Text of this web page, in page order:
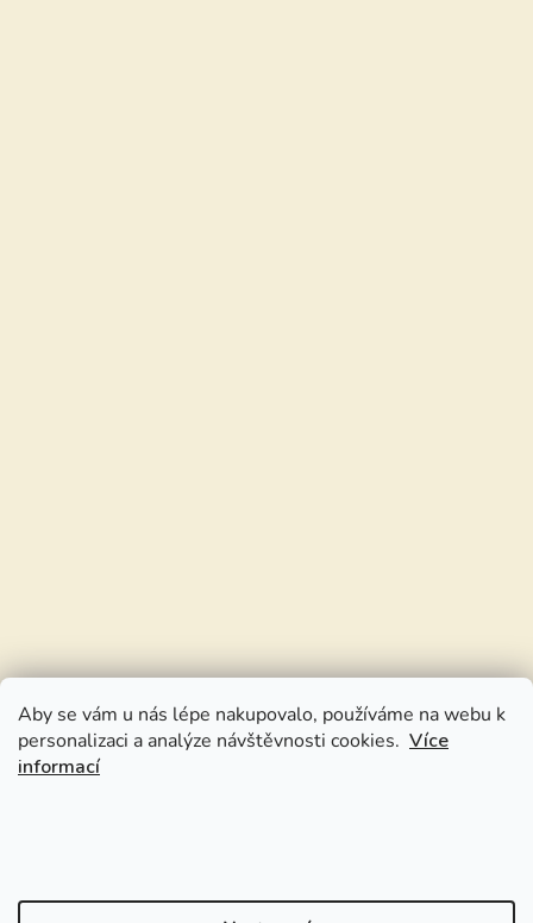
Aby se vám u nás lépe nakupovalo, používáme na webu k
personalizaci a analýze návštěvnosti cookies. Více
informací